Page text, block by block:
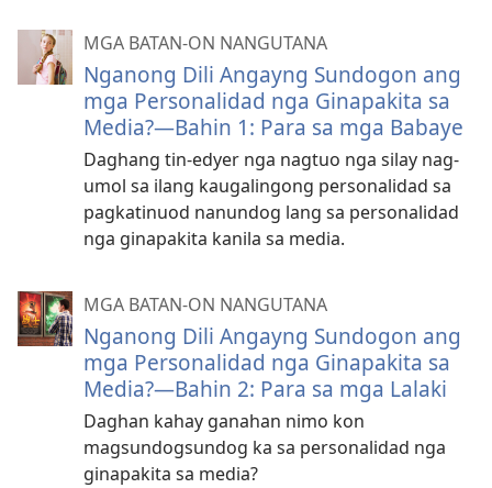
MGA BATAN-ON NANGUTANA
Nganong Dili Angayng Sundogon ang
mga Personalidad nga Ginapakita sa
Media?—Bahin 1: Para sa mga Babaye
Daghang tin-edyer nga nagtuo nga silay nag-
umol sa ilang kaugalingong personalidad sa
pagkatinuod nanundog lang sa personalidad
nga ginapakita kanila sa media.
MGA BATAN-ON NANGUTANA
Nganong Dili Angayng Sundogon ang
mga Personalidad nga Ginapakita sa
Media?—Bahin 2: Para sa mga Lalaki
Daghan kahay ganahan nimo kon
magsundogsundog ka sa personalidad nga
ginapakita sa media?